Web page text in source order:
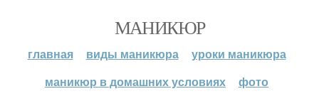
МАНИКЮР
главная виды маникюра
уроки маникюра
маникюр в домашних условиях
фото